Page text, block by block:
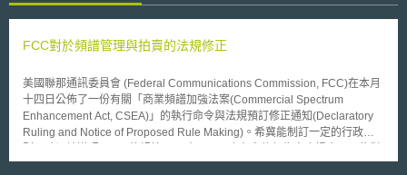
FCC對於頻譜管理與拍賣的法規修正
美國聯那通訊委員會 (Federal Communications Commission, FCC)在本月
十四日公佈了一份有關「商業頻譜加強法案(Commercial Spectrum
Enhancement Act, CSEA)」的執行命令與法規預訂修正通知(Declaratory
Ruling and Notice of Proposed Rule Making)。希冀能制訂一定的行政規
於目前競價拍賣規則的相關修正意見。 最初在 CSEA法案中設計了頻